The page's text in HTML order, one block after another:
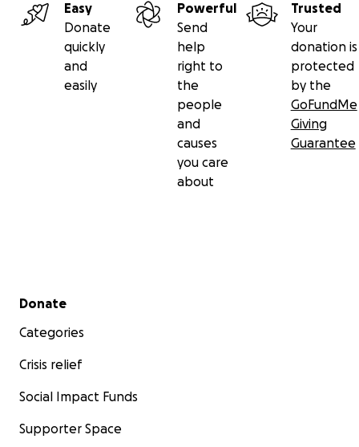
Easy
Donate
quickly
and
easily
Powerful
Send
help
right to
the
people
and
causes
you care
about
Trusted
Your
donation is
protected
by the
GoFundMe
Giving
Guarantee
Secondary menu
Donate
Categories
Crisis relief
Social Impact Funds
Supporter Space